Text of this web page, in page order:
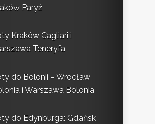
Paryż
Kraków Cagliari i
Teneryfa
do Bolonii – Wrocław
i Warszawa Bolonia
do Edynburga: Gdańsk